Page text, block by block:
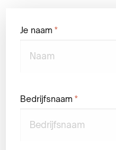
Je naam *
Bedrijfsnaam *